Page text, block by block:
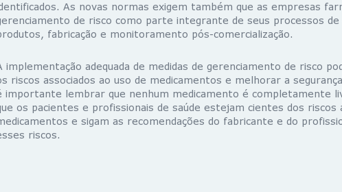
As novas normas exigem também que as empresas
de risco como parte integrante de seus processos
fabricação e monitoramento pós-comercialização.
implementação adequada de medidas de gerenciamento de risco
riscos associados ao uso de medicamentos e melhorar a
importante lembrar que nenhum medicamento é completamente
os pacientes e profissionais de saúde estejam cientes dos riscos
e sigam as recomendações do fabricante e do
riscos.